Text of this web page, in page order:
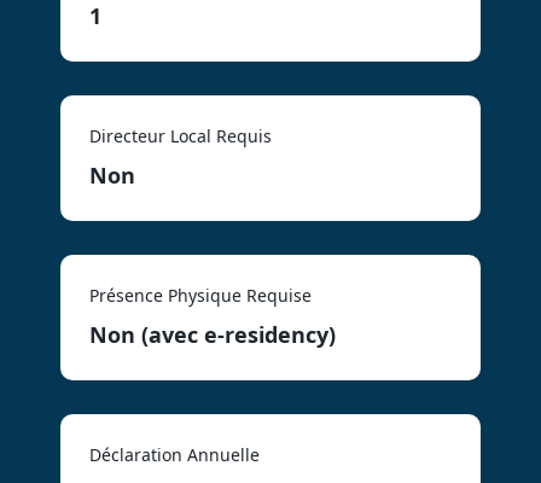
1
Directeur Local Requis
Non
Présence Physique Requise
Non (avec e-residency)
Déclaration Annuelle